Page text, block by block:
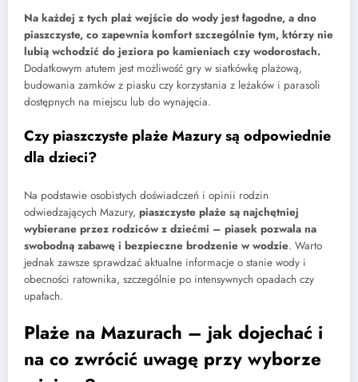
Na każdej z tych plaż wejście do wody jest łagodne, a dno
piaszczyste, co zapewnia komfort szczególnie tym, którzy nie
lubią wchodzić do jeziora po kamieniach czy wodorostach.
Dodatkowym atutem jest możliwość gry w siatkówkę plażową,
budowania zamków z piasku czy korzystania z leżaków i parasoli
dostępnych na miejscu lub do wynajęcia.
Czy piaszczyste plaże Mazury są odpowiednie
dla dzieci?
Na podstawie osobistych doświadczeń i opinii rodzin
odwiedzających Mazury, piaszczyste plaże są najchętniej
wybierane przez rodziców z dziećmi – piasek pozwala na
swobodną zabawę i bezpieczne brodzenie w wodzie. Warto
jednak zawsze sprawdzać aktualne informacje o stanie wody i
obecności ratownika, szczególnie po intensywnych opadach czy
upałach.
Plaże na Mazurach – jak dojechać i
na co zwrócić uwagę przy wyborze